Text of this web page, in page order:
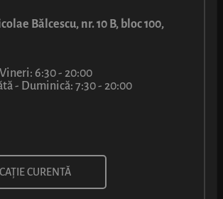
Bălcescu, nr. 10 B, bloc 100,
6:30 - 20:00
- Duminică: 7:30 - 20:00
CURENTĂ